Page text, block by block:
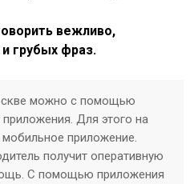
вежливо,
грубых фраз.
можно с помощью
Для этого на
приложение.
получит оперативную
С помощью приложения